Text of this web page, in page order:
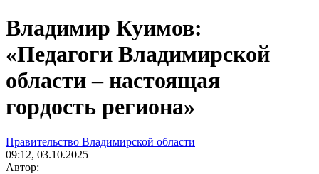
Владимир Куимов:
«Педагоги Владимирской
области – настоящая
гордость региона»
Правительство Владимирской области
09:12, 03.10.2025
Автор: